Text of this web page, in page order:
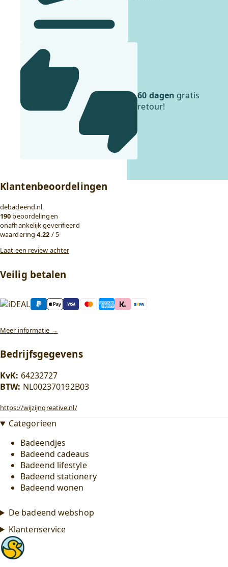
60 dagen gratis
retour!
Klantenbeoordelingen
debadeend.nl
190 beoordelingen
onafhankelijk geverifieerd
waardering4.22 / 5
Laat een review achter
Veilig betalen
Meer informatie →
Bedrijfsgegevens
KvK: 64232727
BTW: NL002370192B03
https://wijzijnqreative.nl/
Categorieen
Badeendjes
Badeend cadeaus
Badeend lifestyle
Badeend stationery
Badeend wonen
De badeend webshop
Klantenservice